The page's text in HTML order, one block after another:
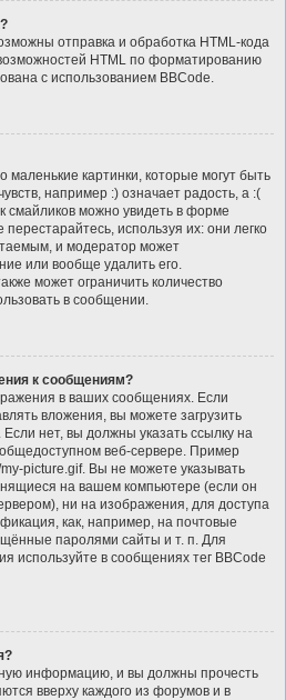
отправка и обработка HTML-кода
HTML по форматированию
с использованием BBCode.
картинки, которые могут быть
например :) означает радость, а :(
смайликов можно увидеть в форме
используя их: они легко
и модератор может
или вообще удалить его.
может ограничить количество
в сообщении.
к сообщениям?
в ваших сообщениях. Если
вложения, вы можете загрузить
нет, вы должны указать ссылку на
веб-сервере. Пример
picture.gif. Вы не можете указывать
на вашем компьютере (если он
ни на изображения, для доступа
как, например, на почтовые
паролями сайты и т. п. Для
используйте в сообщениях тег BBCode
информацию, и вы должны прочесть
вверху каждого из форумов и в